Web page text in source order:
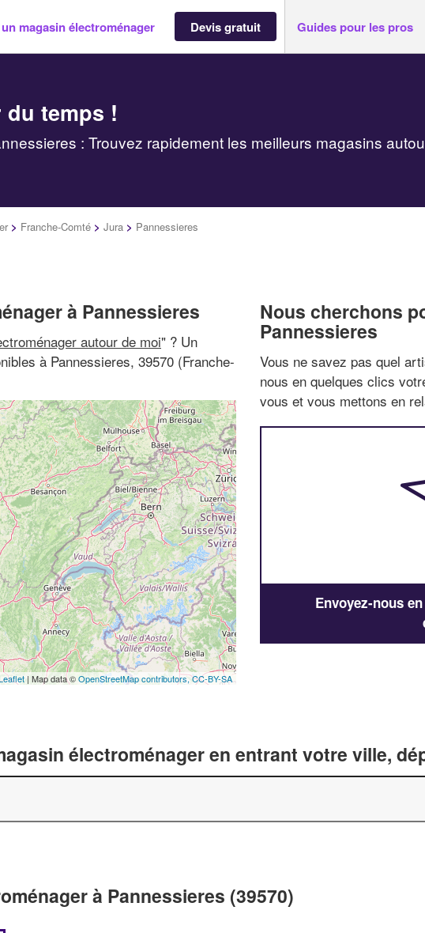
magasin électroménager Devis gratuit Guides pour les pros
temps !
: Trouvez rapidement les meilleurs magasins
> Franche-Comté > Jura > Pannessieres
à Pannessieres
autour de moi" ? Un
à Pannessieres, 39570 (Franche-
| Map data ©OpenStreetMap contributors,CC-BY-SA
Nous cherchons
Pannessieres
Vous ne savez pas quel
nous en quelques clics
vous et vous mettons en
Envoyez-nous
électroménager en entrant votre ville,
à Pannessieres (39570)